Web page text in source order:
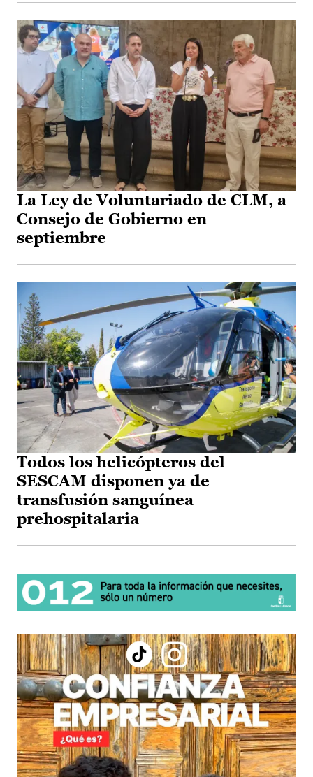
La Ley de Voluntariado de CLM, a
Consejo de Gobierno en
septiembre
Todos los helicópteros del
SESCAM disponen ya de
transfusión sanguínea
prehospitalaria